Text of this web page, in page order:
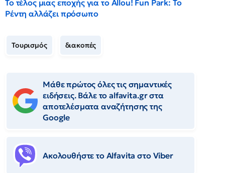
Το τέλος μιας εποχής για το Allou! Fun Park: Το
Ρέντη αλλάζει πρόσωπο
Τουρισμός διακοπές
Μάθε πρώτος όλες τις σημαντικές
ειδήσεις. Βάλε το alfavita.gr στα
αποτελέσματα αναζήτησης της
Google
Ακολουθήστε το Αlfavita στο Viber